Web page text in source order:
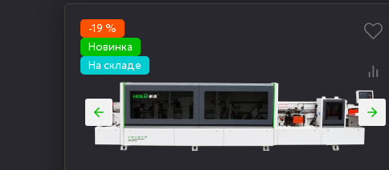
-19 %
Новинка
На складе